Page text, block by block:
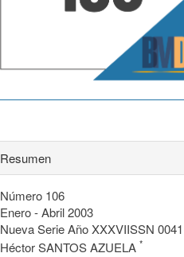
Resumen
Número 106
Enero - Abril 2003
Nueva Serie Año XXXVIISSN
Héctor SANTOS AZUELA *